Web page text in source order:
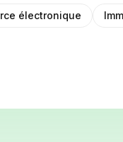
électronique